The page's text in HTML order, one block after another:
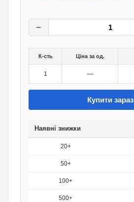
−
К-сть Ціна за од.
1 —
Купити зараз
Наявні знижки
20+
50+
100+
500+